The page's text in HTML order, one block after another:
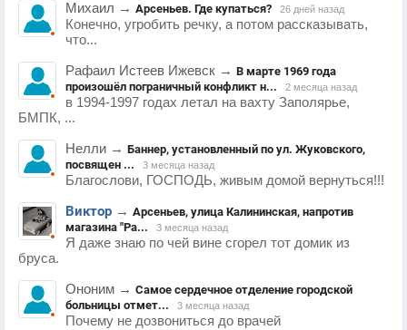
Михаил → Арсеньев. Где купаться? 26 дней назад
Конечно, угробить речку, а потом рассказывать,
что...
Рафаил Истеев Ижевск → В марте 1969 года
произошёл пограничный конфликт н...
2 месяца назад
в 1994-1997 годах летал на вахту Заполярье,
БМПК, ...
Нелли → Баннер, установленный по ул. Жуковского,
посвящен ...
3 месяца назад
Благослови, ГОСПОДЬ, живым домой вернуться!!!
Виктор → Арсеньев, улица Калининская, напротив
магазина "Ра...
3 месяца назад
Я даже знаю по чей вине сгорел тот домик из
бруса.
Ононим → Самое сердечное отделение городской
больницы отмет...
3 месяца назад
Почему не дозвониться до врачей